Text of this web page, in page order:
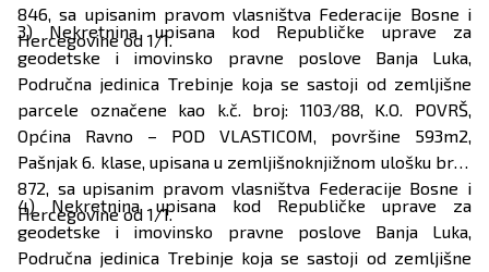
846, sa upisanim pravom vlasništva Federacije Bosne i
Hercegovine od 1/1.
3) Nekretnina upisana kod Republičke uprave za
geodetske i imovinsko pravne poslove Banja Luka,
Područna jedinica Trebinje koja se sastoji od zemljišne
parcele označene kao k.č. broj: 1103/88, K.O. POVRŠ,
Općina Ravno – POD VLASTICOM, površine 593m2,
Pašnjak 6. klase, upisana u zemljišnoknjižnom ulošku broj:
872, sa upisanim pravom vlasništva Federacije Bosne i
Hercegovine od 1/1.
4) Nekretnina upisana kod Republičke uprave za
geodetske i imovinsko pravne poslove Banja Luka,
Područna jedinica Trebinje koja se sastoji od zemljišne